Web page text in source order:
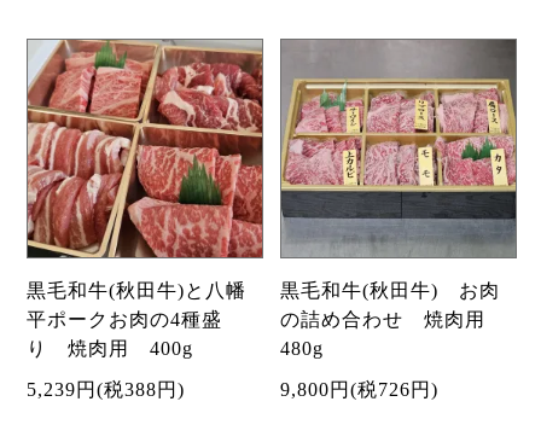
黒毛和牛(秋田牛)と八幡
平ポークお肉の4種盛
り 焼肉用 400g
5,239円(税388円)
黒毛和牛(秋田牛) お肉
の詰め合わせ 焼肉用
480g
9,800円(税726円)